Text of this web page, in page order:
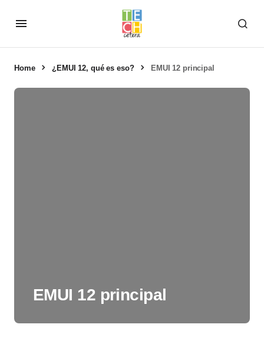
Home ¿EMUI 12, qué es eso? EMUI 12 principal
EMUI 12 principal